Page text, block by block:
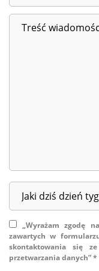
„Wyrażam zgodę
zawartych w
skontaktowania się
przetwarzania danych” *